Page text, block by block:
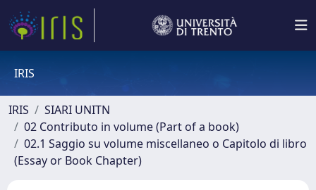
IRIS
IRIS
SIARI UNITN
02 Contributo in volume (Part of a book)
02.1 Saggio su volume miscellaneo o Capitolo di libro
(Essay or Book Chapter)